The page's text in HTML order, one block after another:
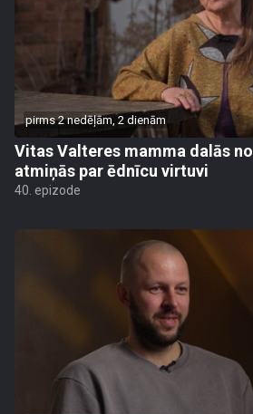
pirms 2 nedēļām, 2 dienām
Vitas Valteres mamma dalās
atmiņās par ēdnīcu virtuvi
40. epizode